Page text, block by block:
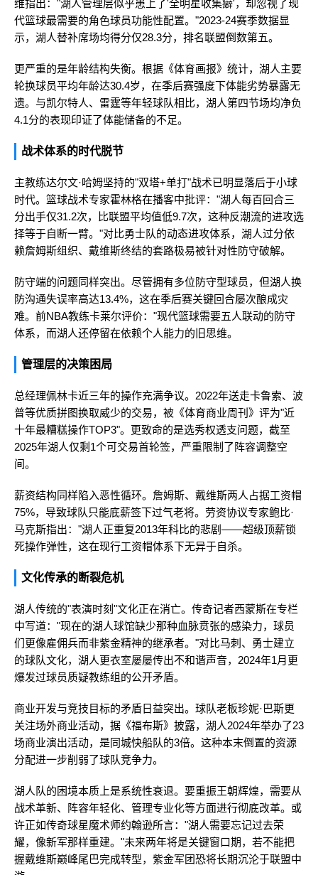
维指出："湖人管理层似乎患上了'全明星收集癖'，却忽视了现
代篮球最需要的角色球员功能性配置。"2023-24赛季数据显
示，湖人替补席场均得分仅28.3分，排名联盟倒数第五。
更严重的是年龄结构失衡。根据《体育画报》统计，湖人主要
轮换球员平均年龄达30.4岁，在季后赛强度下体能劣势暴露无
遗。与凯尔特人、雷霆等年轻球队相比，湖人第四节场均净负
4.1分的表现印证了体能储备的不足。
战术体系的时代脱节
主教练达尔文·哈姆坚持的"双塔+单打"战术已明显落后于小球
时代。篮球战术专家霍林格在播客中批评："湖人每百回合三
分出手仅31.2次，比联盟平均值低9.7次，这种反潮流的进攻选
择等于自断一臂。"对比勇士队的动态进攻体系，湖人过分依
赖詹姆斯组织、戴维斯终结的套路极易被针对性防守破解。
防守端的问题同样突出。尽管拥有多位防守型球员，但湖人换
防沟通失误率高达13.4%，这在季后赛关键回合屡次酿成灾
难。前NBA教练卡莱尔评价："现代篮球需要五人联动的防守
体系，而湖人还停留在依赖个人能力的旧思维。
管理层的决策困局
总经理佩林卡近三年的操作充满争议。2022年送走卡鲁索、波
普等优质拼图换取威少的交易，被《体育商业周刊》评为"近
十年最糟糕操作TOP3"。更致命的是选秀权透支问题，截至
2025年湖人仅剩1个可交易首轮签，严重限制了阵容调整空
间。
薪资结构同样陷入恶性循环。詹姆斯、戴维斯两人占据工资帽
75%，导致球队只能底薪签下过气老将。劳资协议专家鲍比·
马克斯指出："湖人正重复2013年科比的悲剧——超级顶薪锁
死操作弹性，这在现行工资帽体系下无异于自杀。
文化传承的断裂危机
湖人传统的"表演时刻"文化正在消亡。传奇记者西蒙斯在专栏
中写道："现在的湖人球馆缺少那种血脉贲张的感染力，球员
们更像雇佣兵而非紫金精神的继承者。"对比马刺、勇士建立
的球队文化，湖人更衣室屡屡传出不和谐声音，2024年1月更
爆发过球员质疑教练组的公开矛盾。
商业开发与竞技目标的矛盾日益突出。球队老板珍妮·巴斯更
关注场外商业活动，据《福布斯》披露，湖人2024年举办了23
场商业演出活动，是同城快船队的3倍。这种本末倒置的资源
分配进一步削弱了球队竞争力。
湖人队的困境本质上是系统性衰退。要重振王朝辉煌，需要从
战术革新、阵容年轻化、管理专业化等方面进行彻底改革。或
许正如传奇球星魔术师约翰逊所言："湖人需要忘记过去荣
耀，像新军那样重建。"未来两年将是关键窗口期，若不能把
握戴维斯巅峰尾巴完成转型，紫金军团恐将长期沉沦于联盟中